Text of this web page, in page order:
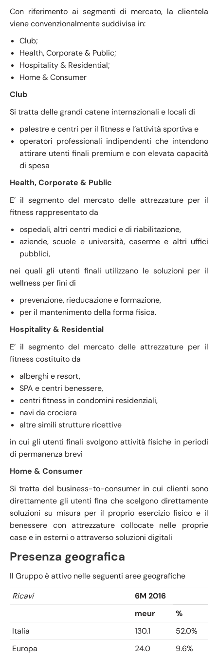
Con riferimento ai segmenti di mercato, la clientela
viene convenzionalmente suddivisa in:
Club;
Health, Corporate & Public;
Hospitality & Residential;
Home & Consumer
Club
Si tratta delle grandi catene internazionali e locali di
palestre e centri per il fitness e l’attività sportiva e
operatori professionali indipendenti che intendono
attirare utenti finali premium e con elevata capacità
di spesa
Health, Corporate & Public
E’ il segmento del mercato delle attrezzature per il
fitness rappresentato da
ospedali, altri centri medici e di riabilitazione,
aziende, scuole e università, caserme e altri uffici
pubblici,
nei quali gli utenti finali utilizzano le soluzioni per il
wellness per fini di
prevenzione, rieducazione e formazione,
per il mantenimento della forma fisica.
Hospitality & Residential
E’ il segmento del mercato delle attrezzature per il
fitness costituito da
alberghi e resort,
SPA e centri benessere,
centri fitness in condomini residenziali,
navi da crociera
altre simili strutture ricettive
in cui gli utenti finali svolgono attività fisiche in periodi
di permanenza brevi
Home & Consumer
Si tratta del business-to-consumer in cui clienti sono
direttamente gli utenti fina che scelgono direttamente
soluzioni su misura per il proprio esercizio fisico e il
benessere con attrezzature collocate nelle proprie
case e in esterni o attraverso soluzioni digitali
Presenza geografica
Il Gruppo è attivo nelle seguenti aree geografiche
Ricavi
6M 2016
meur
%
Italia
130.1
52.0%
Europa
24.0
9.6%